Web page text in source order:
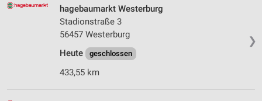
❯
hagebaumarkt Westerburg
Stadionstraße 3
56457 Westerburg
Heute
geschlossen
433,55 km
Partnerliste anzeigen (1 IAB-Anbieter)
Wir nutzen Ihre Daten für folgende Zwecke:
IAB-Verarbeitungszwecke:
Speichern von oder Zugriff auf Informationen
auf einem Endgerät